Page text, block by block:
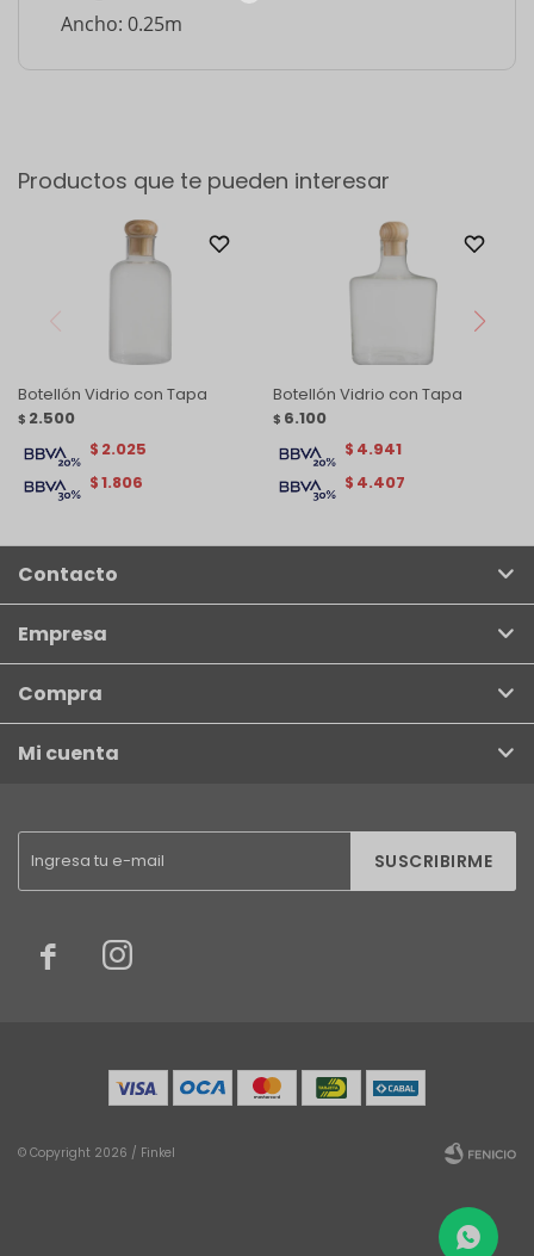
Ancho: 0.25m
Productos que te pueden interesar
Botellón Vidrio con Tapa
$ 2.500
$1.806
$ 2.025
Botellón Vidrio con Tapa
$ 6.100
$ 4.407
$ 4.941
SUSCRIBIRME
 
Contacto
Empresa
Compra
Mi cuenta
© Copyright 2026 / Finkel